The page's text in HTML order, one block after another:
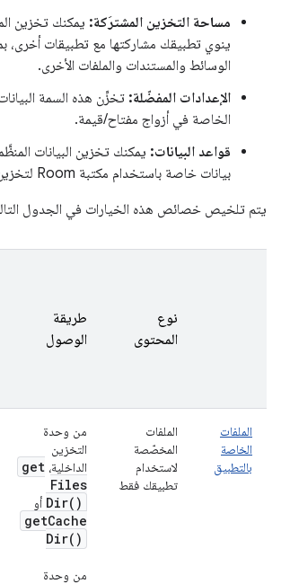
مساحة التخزين المشترَكة: يمكنك تخزين
ينوي تطبيقك مشاركتها مع تطبيقات أخرى،
الوسائط والمستندات والملفات الأخرى.
الإعدادات المفضّلة: تخزِّن هذه السمة
الخاصة في أزواج مفتاح/قيمة.
قواعد البيانات: يمكنك تخزين البيانات
بيانات خاصة باستخدام مكتبة Room لتخزين البيانات.
يتم تلخيص خصائص هذه الخيارات في الجدول
نوع
المحتوى
طريقة
الوصول
الملفات
الخاصة
بالتطبيق
الملفات
المخصّصة
لاستخدام
تطبيقك فقط
من وحدة
التخزين
الداخلية، get
Files
Dir( ) أو
getCache
Dir( )
من وحدة